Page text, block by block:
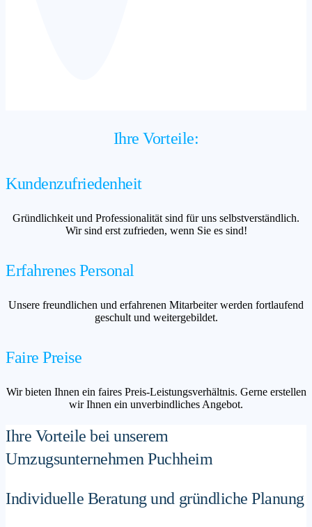
Ihre Vorteile:
Kundenzufriedenheit
Gründlichkeit und Professionalität sind für uns selbstverständlich.
Wir sind erst zufrieden, wenn Sie es sind!
Erfahrenes Personal
Unsere freundlichen und erfahrenen Mitarbeiter werden fortlaufend
geschult und weitergebildet.
Faire Preise
Wir bieten Ihnen ein faires Preis-Leistungsverhältnis. Gerne erstellen
wir Ihnen ein unverbindliches Angebot.
Ihre Vorteile bei unserem
Umzugsunternehmen Puchheim
Individuelle Beratung und gründliche Planung